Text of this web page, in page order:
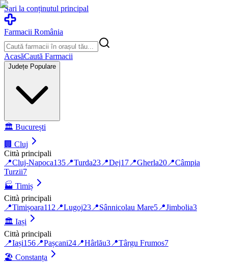
Sari la conținutul principal
Farmacii România
AcasăCaută Farmacii
Județe Populare
🏛️ București
🏢 Cluj
Città principali
📍Cluj-Napoca135 📍Turda23 📍Dej17 📍Gherla20 📍Câmpia
Turzii7
🏭 Timiș
Città principali
📍Timișoara112 📍Lugoj23 📍Sânnicolau Mare5 📍Jimbolia3
🏛️ Iași
Città principali
📍Iași156 📍Pașcani24 📍Hârlău3 📍Târgu Frumos7
🏖️ Constanța